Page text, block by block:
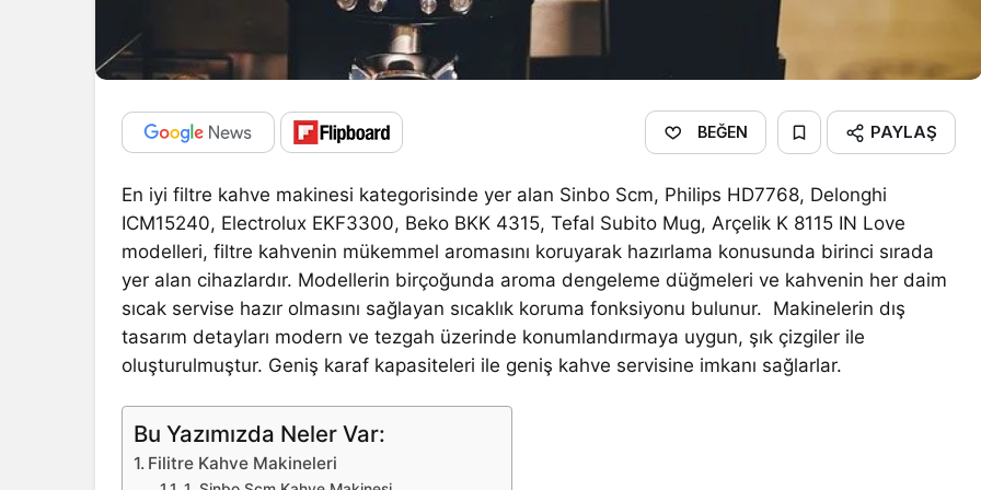
BEĞEN PAYLAŞ
En iyi filtre kahve makinesi kategorisinde yer alan Sinbo Scm, Philips HD7768, Delonghi
ICM15240, Electrolux EKF3300, Beko BKK 4315, Tefal Subito Mug, Arçelik K 8115 IN Love
modelleri, filtre kahvenin mükemmel aromasını koruyarak hazırlama konusunda birinci sırada
yer alan cihazlardır. Modellerin birçoğunda aroma dengeleme düğmeleri ve kahvenin her daim
sıcak servise hazır olmasını sağlayan sıcaklık koruma fonksiyonu bulunur. Makinelerin dış
tasarım detayları modern ve tezgah üzerinde konumlandırmaya uygun, şık çizgiler ile
oluşturulmuştur. Geniş karaf kapasiteleri ile geniş kahve servisine imkanı sağlarlar.
Bu Yazımızda Neler Var:
Filitre Kahve Makineleri